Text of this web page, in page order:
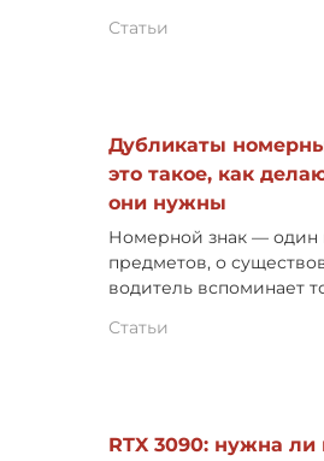
Статьи
Дубликаты
это такое, как
они нужны
Номерной знак — один
предметов, о
водитель вспоминает
Статьи
RTX 3090: нужна ли